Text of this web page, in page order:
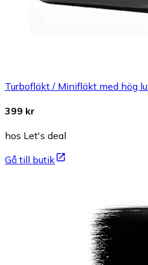
Turbofläkt / Minifläkt med hög
399 kr
hos Let's deal
Gå till butik